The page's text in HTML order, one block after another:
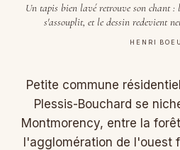
Un tapis bien lavé retrouve son chant :
s'assouplit, et le dessin redevient
HENRI
Petite commune
Plessis-Bouchard se
Montmorency, entre la
l'agglomération de l'ouest